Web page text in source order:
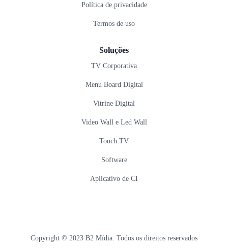
Política de privacidade
Termos de uso
Soluções
TV Corporativa
Menu Board Digital
Vitrine Digital
Video Wall e Led Wall
Touch TV
Software
Aplicativo de CI
Copyright © 2023 B2 Mídia. Todos os direitos reservados